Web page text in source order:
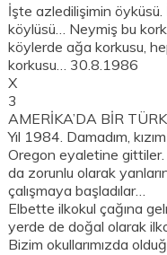
İşte azledilişimin
köylüsü… Neymiş bu
köylerde ağa korkusu,
korkusu… 30.8.1986
X
3
AMERİKA’DA BİR
Yıl 1984. Damadım,
Oregon eyaletine gittiler.
da zorunlu olarak
çalışmaya başladılar…
Elbette ilkokul çağına
yerde de doğal olarak
Bizim okullarımızda